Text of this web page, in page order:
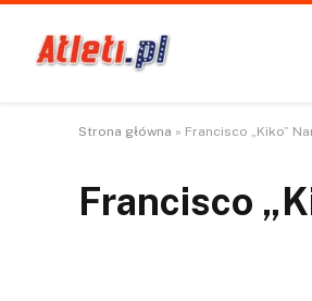
Strona główna » Francisco „Kiko”
Francisco